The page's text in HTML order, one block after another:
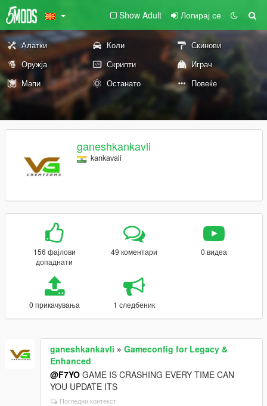
Show Adult Логирај се
Алатки Коли
Скинови
Оружја
Скрипти
Играч
Мапи
Останато Повеќе
ganeshkankavli
kankavali
156 фајлови
допаднати
49 коментари 0 видеа
0 прикачувања 1 следбеник
ganeshkankavli » Gameconfig for Legacy &
Enhanced
@F7YO GAME IS CRASHING EVERY TIME CAN
YOU UPDATE ITS
Погледни контекст